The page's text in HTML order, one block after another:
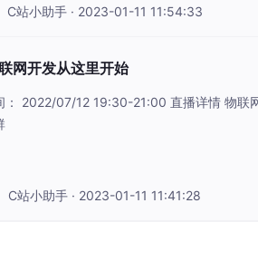
C站小助手 · 2023-01-11 11:54:33
网开发从这里开始
： 2022/07/12 19:30-21:00 直播详情 物联
C站小助手 · 2023-01-11 11:41:28